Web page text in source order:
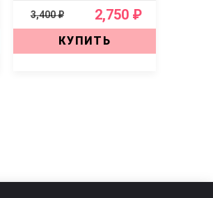
3,400 ₽ 2,750 ₽
КУПИТЬ